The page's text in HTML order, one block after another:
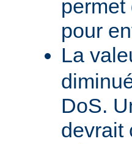
pour
La
DoS.
devrait